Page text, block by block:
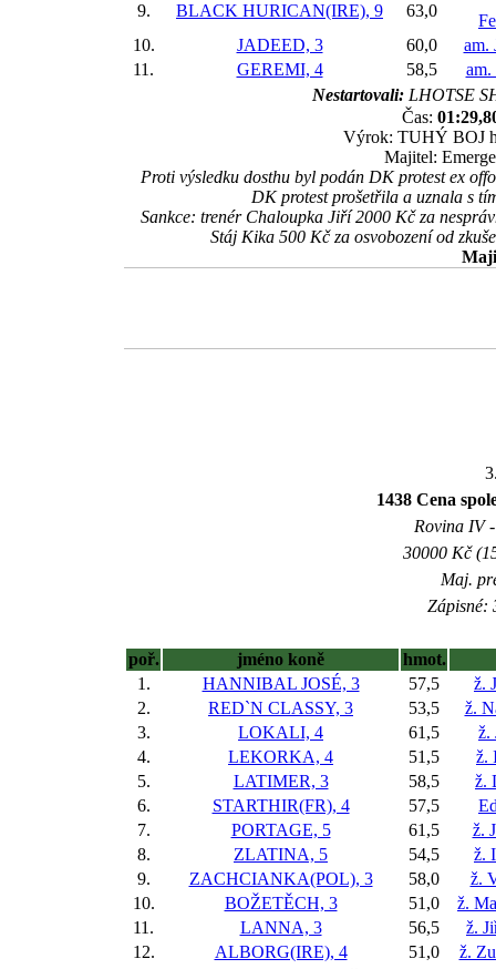
9.
BLACK HURICAN(IRE), 9 63,0
10.
JADEED, 3 60,0
am.
11.
GEREMI, 4 58,5
am.
Nestartovali: LHOTSE
Čas:
Výrok: TUHÝ BOJ
Majitel:
Proti výsledku dosthu byl podán DK protest ex
DK protest prošetřila a uznala s
Sankce: trenér Chaloupka Jiří 2000 Kč za
Stáj Kika 500 Kč za osvobození od
1438 Cena
Rovina IV
30000 Kč
Maj.
Zápisné:
poř. jméno koně
hmot.
1.
HANNIBAL JOSÉ, 3 57,5
ž.
2.
RED`N CLASSY, 3 53,5
ž.
3.
LOKALI, 4 61,5
ž.
4.
LEKORKA, 4 51,5
ž.
5.
LATIMER, 3 58,5
ž.
6.
STARTHIR(FR), 4 57,5
7.
PORTAGE, 5 61,5
ž.
8.
ZLATINA, 5 54,5
ž.
9.
ZACHCIANKA(POL), 3 58,0
ž.
10.
BOŽETĚCH, 3 51,0
ž.
11.
LANNA, 3 56,5
ž.
12.
ALBORG(IRE), 4 51,0
ž.